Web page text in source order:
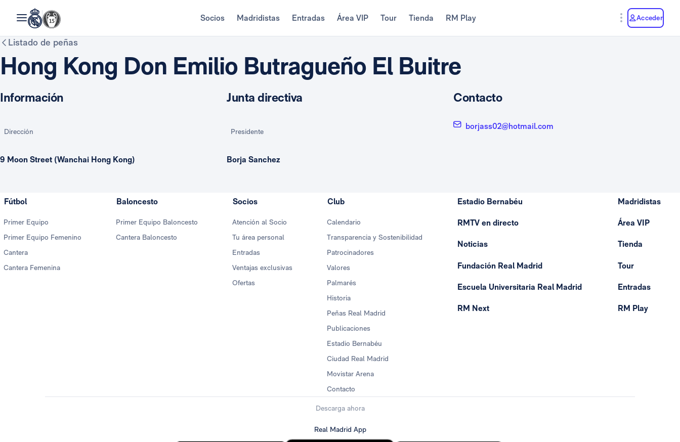
Socios Madridistas Entradas Área VIP Tour Tienda RM Play Acceder
Listado de peñas
Hong Kong Don Emilio Butragueño El Buitre
Información
Dirección
9 Moon Street (Wanchai Hong Kong)
Junta directiva
Presidente
Borja Sanchez
Contacto
borjass02@hotmail.com
Fútbol
Primer Equipo
Primer Equipo Femenino
Cantera
Cantera Femenina
Baloncesto
Primer Equipo Baloncesto
Cantera Baloncesto
Socios
Atención al Socio
Tu área personal
Entradas
Ventajas exclusivas
Ofertas
Club
Calendario
Transparencia y Sostenibilidad
Patrocinadores
Valores
Palmarés
Historia
Peñas Real Madrid
Publicaciones
Estadio Bernabéu
Ciudad Real Madrid
Movistar Arena
Contacto
Estadio Bernabéu
RMTV en directo
Noticias
Fundación Real Madrid
Escuela Universitaria Real Madrid
RM Next
Madridistas
Área VIP
Tienda
Tour
Entradas
RM Play
Descarga ahora
Real Madrid App